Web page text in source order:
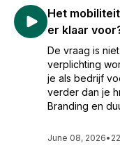
Het
er klaar
De vraag is
verplichting
je als bedrijf
verder dan je
Branding en
June 08, 2026•